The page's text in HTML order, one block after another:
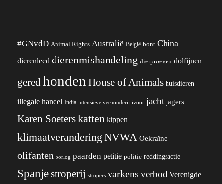
#GNvdD Animal Rights Australië België bont China
dierenleed dierenmishandeling dierproeven dolfijnen
gered honden House of Animals huisdieren
illegale handel India intensieve veehouderij ivoor jacht jagers
Karen Soeterskatten kippen
klimaatverandering NVWA Oekraïne
olifanten oorlog paarden petitie politie reddingsactie
Spanjestroperij stropers varkens verbod Verenigde